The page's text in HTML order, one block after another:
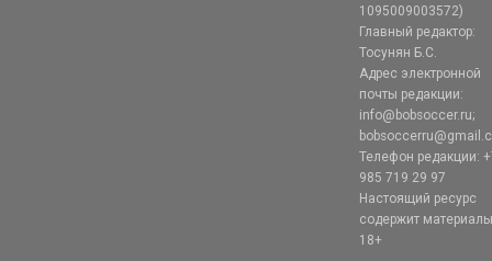
1095009003572)
Главный редактор:
Тосунян Б.С.
Адрес электронной
почты редакции:
info@bobsoccer.ru;
Телефон редакции:
985 719 29 97
Настоящий ресурс
содержит
18+